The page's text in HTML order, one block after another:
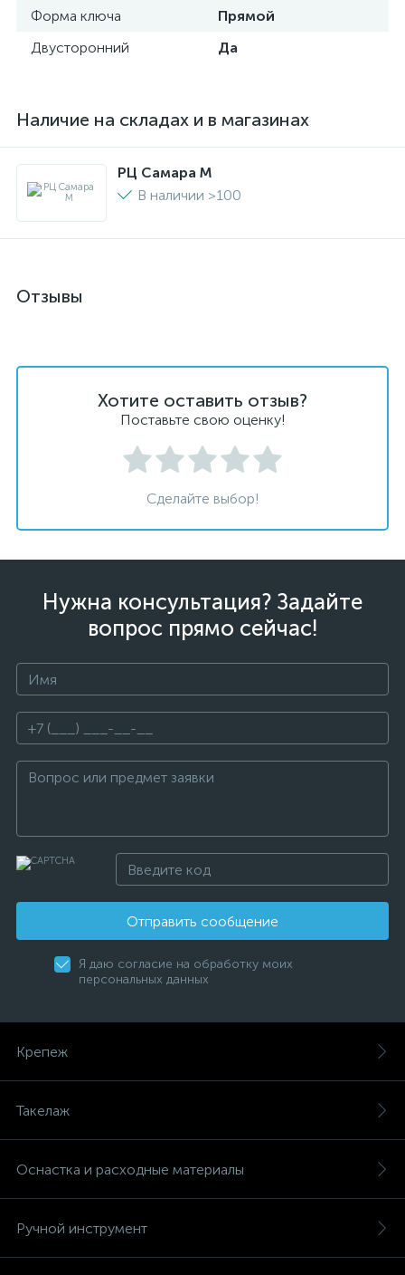
Форма ключа
Прямой
Двусторонний
Да
Наличие на складах и в магазинах
РЦ Самара M
В наличии >100
Отзывы
Хотите оставить отзыв?
Поставьте свою оценку!
Сделайте выбор!
Нужна консультация? Задайте
вопрос прямо сейчас!
Отправить сообщение
Я даю согласие на обработку моих
персональных данных
Крепеж
Такелаж
Оснастка и расходные материалы
Ручной инструмент